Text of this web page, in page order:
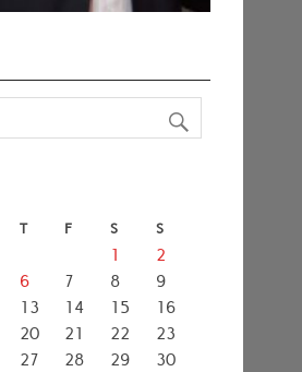
T F S S
1
2
6 7 8
9
13 14 15
16
20 21 22
23
27 28 29
30